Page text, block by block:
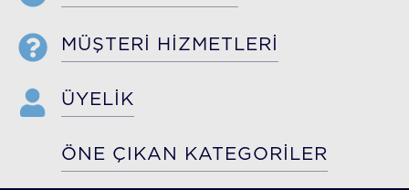
MÜŞTERİ HİZMETLERİ
ÜYELİK
ÖNE ÇIKAN KATEGORİLER